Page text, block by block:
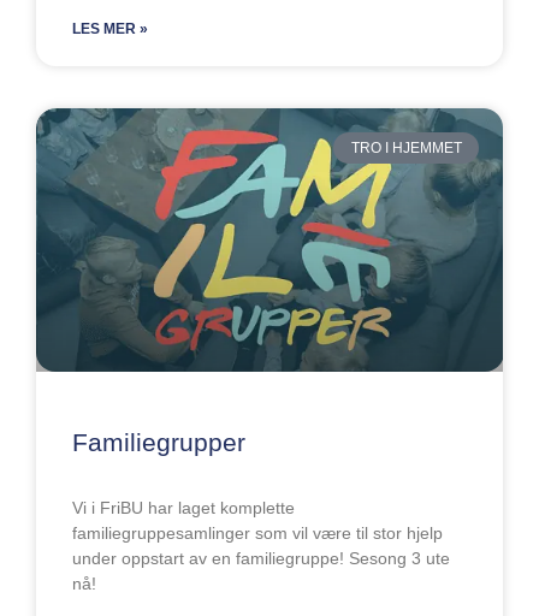
LES MER »
TRO I HJEMMET
Familiegrupper
Vi i FriBU har laget komplette
familiegruppesamlinger som vil være til stor hjelp
under oppstart av en familiegruppe! Sesong 3 ute
nå!